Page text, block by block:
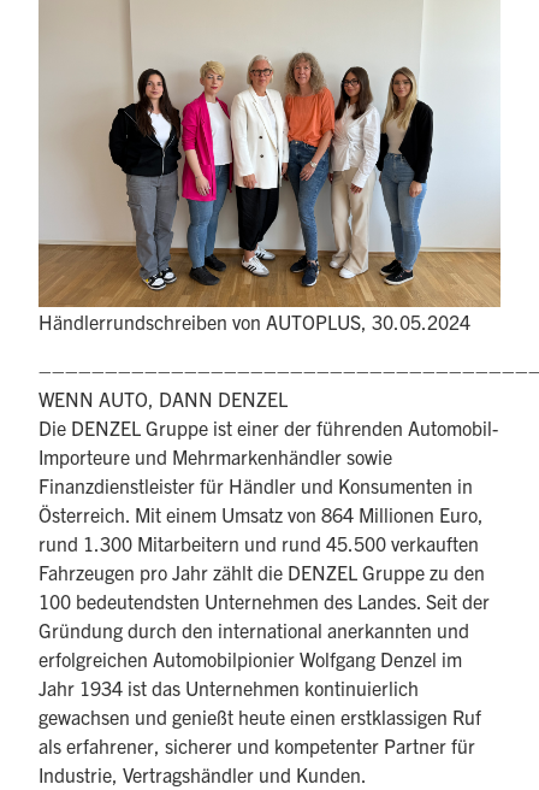
Händlerrundschreiben von AUTOPLUS, 30.05.2024
WENN AUTO, DANN DENZEL
Die DENZEL Gruppe ist einer der führenden Automobil-
Importeure und Mehrmarkenhändler sowie
Finanzdienstleister für Händler und Konsumenten in
Österreich. Mit einem Umsatz von 864 Millionen Euro,
rund 1.300 Mitarbeitern und rund 45.500 verkauften
Fahrzeugen pro Jahr zählt die DENZEL Gruppe zu den
100 bedeutendsten Unternehmen des Landes. Seit der
Gründung durch den international anerkannten und
erfolgreichen Automobilpionier Wolfgang Denzel im
Jahr 1934 ist das Unternehmen kontinuierlich
gewachsen und genießt heute einen erstklassigen Ruf
als erfahrener, sicherer und kompetenter Partner für
Industrie, Vertragshändler und Kunden.